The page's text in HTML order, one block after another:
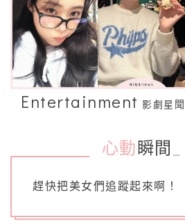
Entertainment 影劇星聞
心動 瞬間
趕快把美女們追蹤起來啊！